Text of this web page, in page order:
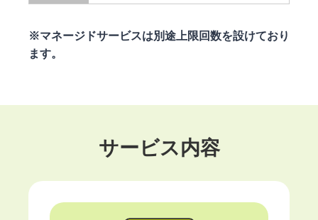
※マネージドサービスは別途上限回数を設けており
ます。
サービス内容